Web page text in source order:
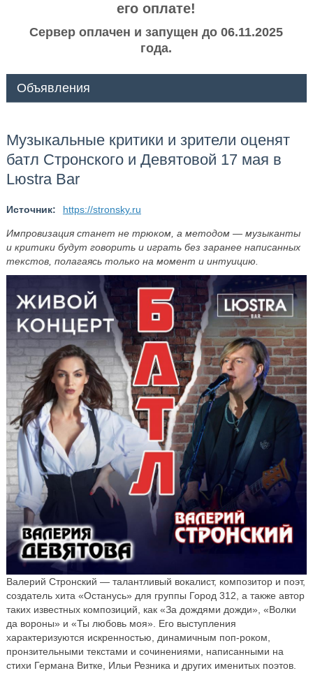
его оплате!
Сервер оплачен и запущен до 06.11.2025
года.
Объявления
Музыкальные критики и зрители оценят
батл Стронского и Девятовой 17 мая в
Lюstra Bar
Источник: https://stronsky.ru
Импровизация станет не трюком, а методом — музыканты
и критики будут говорить и играть без заранее написанных
текстов, полагаясь только на момент и интуицию.
Валерий Стронский — талантливый вокалист, композитор и поэт,
создатель хита «Останусь» для группы Город 312, а также автор
таких известных композиций, как «За дождями дожди», «Волки
да вороны» и «Ты любовь моя». Его выступления
характеризуются искренностью, динамичным поп-роком,
пронзительными текстами и сочинениями, написанными на
стихи Германа Витке, Ильи Резника и других именитых поэтов.